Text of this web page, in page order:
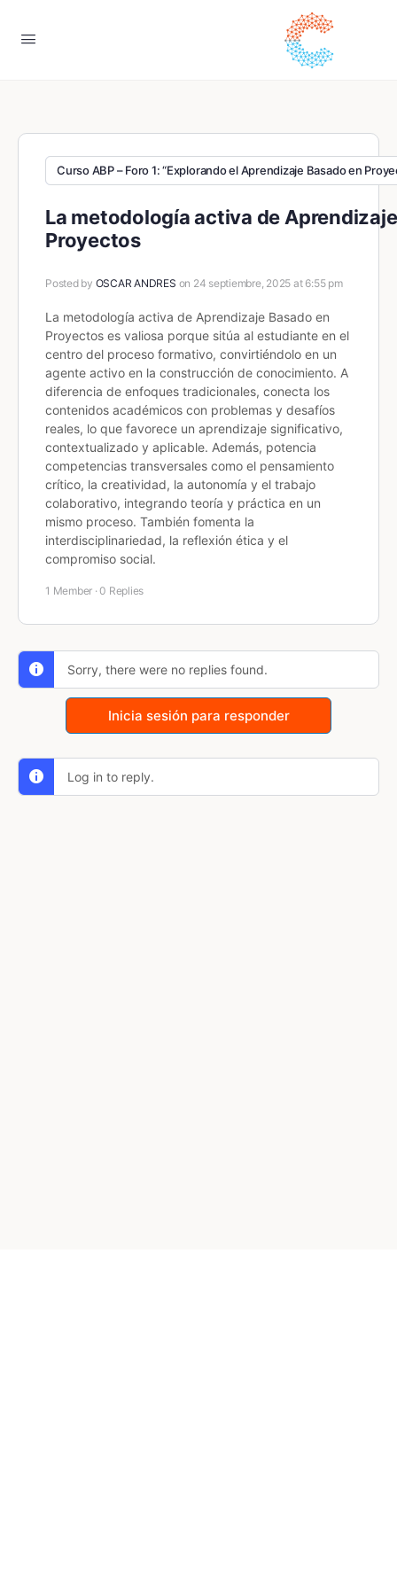
Curso ABP – Foro 1: “Explorando el Aprendizaje Basado en
La metodología activa de
Proyectos
Posted by OSCAR ANDRES on 24 septiembre, 2025 at 6:55 pm
La metodología activa de Aprendizaje Basado en
Proyectos es valiosa porque sitúa al estudiante en el
centro del proceso formativo, convirtiéndolo en un
agente activo en la construcción de conocimiento. A
diferencia de enfoques tradicionales, conecta los
contenidos académicos con problemas y desafíos
reales, lo que favorece un aprendizaje significativo,
contextualizado y aplicable. Además, potencia
competencias transversales como el pensamiento
crítico, la creatividad, la autonomía y el trabajo
colaborativo, integrando teoría y práctica en un
mismo proceso. También fomenta la
interdisciplinariedad, la reflexión ética y el
compromiso social.
1 Member ·0 Replies
Sorry, there were no replies found.
Inicia sesión para responder
Log in to reply.